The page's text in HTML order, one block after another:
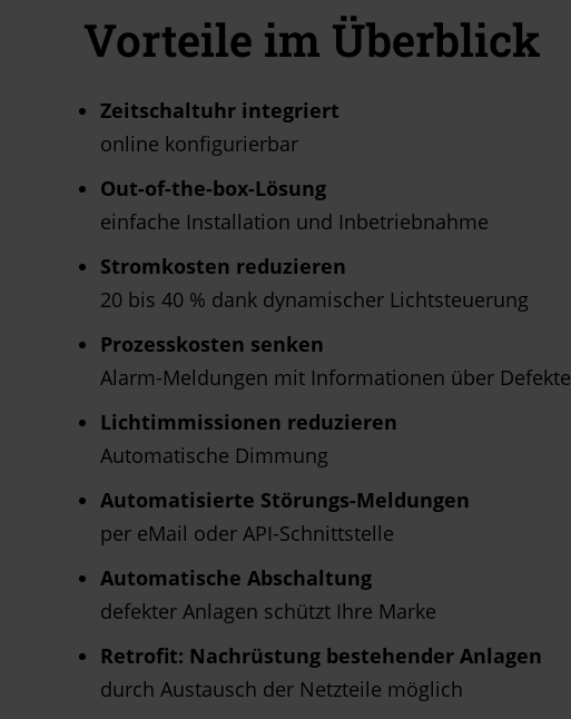
Vorteile im Überblick
Zeitschaltuhr integriert
online konfigurierbar
Out-of-the-box-Lösung
einfache Installation und Inbetriebnahme
Stromkosten reduzieren
20 bis 40 % dank dynamischer Lichtsteuerung
Prozesskosten senken
Alarm-Meldungen mit Informationen über Defekte
Lichtimmissionen reduzieren
Automatische Dimmung
Automatisierte Störungs-Meldungen
per eMail oder API-Schnittstelle
Automatische Abschaltung
defekter Anlagen schützt Ihre Marke
Retrofit: Nachrüstung bestehender Anlagen
durch Austausch der Netzteile möglich